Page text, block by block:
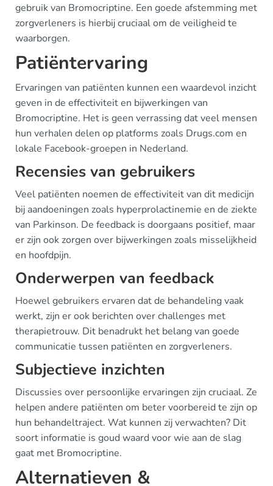
gebruik van Bromocriptine. Een goede afstemming met
zorgverleners is hierbij cruciaal om de veiligheid te
waarborgen.
Patiëntervaring
Ervaringen van patiënten kunnen een waardevol inzicht
geven in de effectiviteit en bijwerkingen van
Bromocriptine. Het is geen verrassing dat veel mensen
hun verhalen delen op platforms zoals Drugs.com en
lokale Facebook-groepen in Nederland.
Recensies van gebruikers
Veel patiënten noemen de effectiviteit van dit medicijn
bij aandoeningen zoals hyperprolactinemie en de ziekte
van Parkinson. De feedback is doorgaans positief, maar
er zijn ook zorgen over bijwerkingen zoals misselijkheid
en hoofdpijn.
Onderwerpen van feedback
Hoewel gebruikers ervaren dat de behandeling vaak
werkt, zijn er ook berichten over challenges met
therapietrouw. Dit benadrukt het belang van goede
communicatie tussen patiënten en zorgverleners.
Subjectieve inzichten
Discussies over persoonlijke ervaringen zijn cruciaal. Ze
helpen andere patiënten om beter voorbereid te zijn op
hun behandeltraject. Wat kunnen zij verwachten? Dit
soort informatie is goud waard voor wie aan de slag
gaat met Bromocriptine.
Alternatieven &